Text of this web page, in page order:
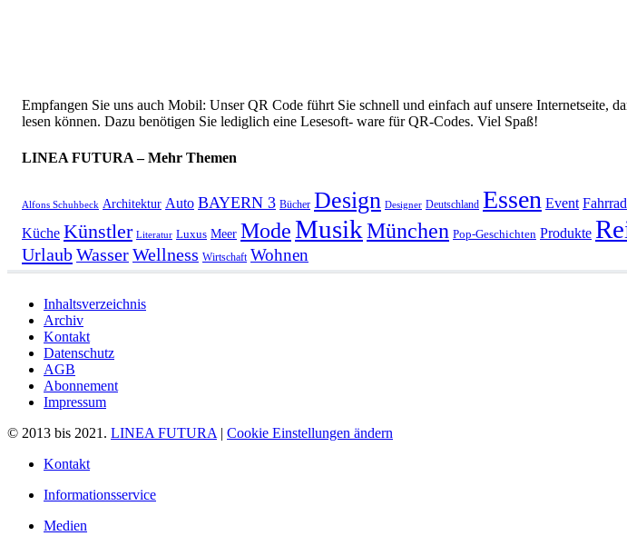
Empfangen Sie uns auch Mobil: Unser QR Code führt Sie schnell und einfach auf unsere Internetseite,
lesen können. Dazu benötigen Sie lediglich eine Lesesoft- ware für QR-Codes. Viel Spaß!
LINEA FUTURA – Mehr Themen
Alfons Schuhbeck Architektur Auto BAYERN 3 Bücher Design Designer Deutschland Essen Event Fahrrad
Küche Künstler Literatur Luxus Meer ModeMusikMünchen Pop-Geschichten Produkte
UrlaubWasserWellness Wirtschaft Wohnen
Inhaltsverzeichnis
Archiv
Kontakt
Datenschutz
AGB
Abonnement
Impressum
© 2013 bis 2021. LINEA FUTURA | Cookie Einstellungen ändern
Kontakt
Informationsservice
Medien